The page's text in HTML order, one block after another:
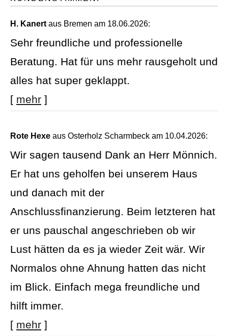
H. Kanert aus Bremen am 18.06.2026:
Sehr freundliche und professionelle
Beratung. Hat für uns mehr rausgeholt und
alles hat super geklappt.
[ mehr ]
Rote Hexe aus Osterholz Scharmbeck am 10.04.2026:
Wir sagen tausend Dank an Herr Mönnich.
Er hat uns geholfen bei unserem Haus
und danach mit der
Anschlussfinanzierung. Beim letzteren hat
er uns pauschal angeschrieben ob wir
Lust hätten da es ja wieder Zeit wär. Wir
Normalos ohne Ahnung hatten das nicht
im Blick. Einfach mega freundliche und
hilft immer.
[ mehr ]